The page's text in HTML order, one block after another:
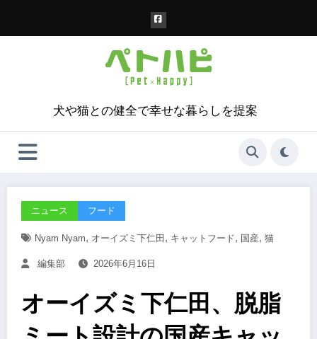
犬や猫との健全で幸せな暮らしを提案
ニュース フード
Nyam Nyam, オーイズミ下仁田 , キャットフード, 国産, 猫
編集部 2026年6月16日
オーイズミ下仁田、脱脂